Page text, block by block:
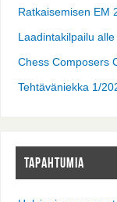
Ratkaisemisen EM
Laadintakilpailu
Chess Composers
Tehtäväniekka 1/
TAPAHTUMIA